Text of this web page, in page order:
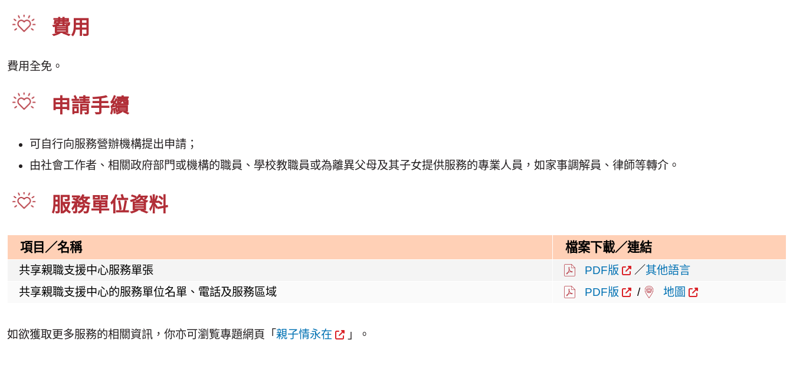
費用
費用全免。
申請手續
可自行向服務營辦機構提出申請；
由社會工作者、相關政府部門或機構的職員、學校教職員或為離異父母及其子女提供服務的專業人員，如家事調解員、律師等轉介。
服務單位資料
項目／名稱 檔案下載／連結
共享親職支援中心服務單張 PDF版 ／其他語言
共享親職支援中心的服務單位名單、電話及服務區域
PDF版 / 地圖
如欲獲取更多服務的相關資訊，你亦可瀏覧專題網頁「 親子情永在 」。